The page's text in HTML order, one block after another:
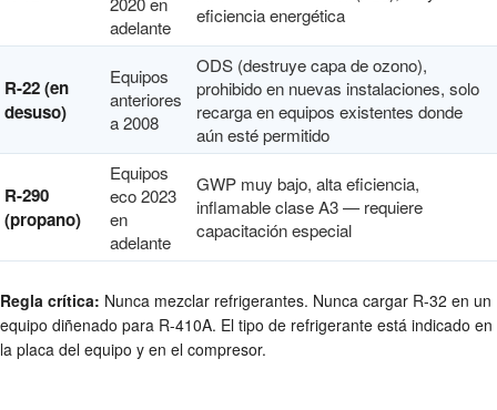
adelante
eficiencia energética
R-22 (en
desuso)
Equipos
anteriores
a 2008
ODS (destruye capa de ozono),
prohibido en nuevas instalaciones, solo
recarga en equipos existentes donde
aún esté permitido
R-290
(propano)
Equipos
eco 2023
en
adelante
GWP muy bajo, alta eficiencia,
inflamable clase A3 — requiere
capacitación especial
Regla crítica: Nunca mezclar refrigerantes. Nunca cargar R-32 en un
equipo diñenado para R-410A. El tipo de refrigerante está indicado en
la placa del equipo y en el compresor.